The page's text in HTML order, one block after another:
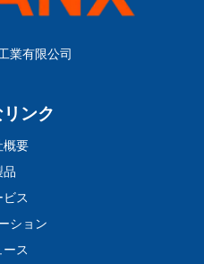
業有限公司
ンク
概要
品
ス
ション
ス